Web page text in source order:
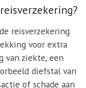
reisverzekering
voor extra
van ziekte, een
diefstal van
of schade aan